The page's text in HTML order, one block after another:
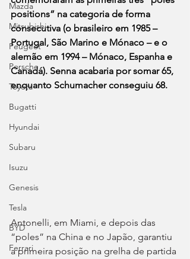
Mazda
Mitsubishi
Peugeot
Porsche
Toyota
Bugatti
Hyundai
Subaru
Isuzu
Genesis
Tesla
BYD
Ferrari
positions” na categoria de forma
consecutiva (o brasileiro em 1985 –
Portugal, São Marino e Mónaco – e o
alemão em 1994 – Mónaco, Espanha e
Canadá). Senna acabaria por somar 65,
enquanto Schumacher conseguiu 68.
Antonelli, em Miami, e depois das
“poles” na China e no Japão, garantiu
a primeira posição na grelha de partida